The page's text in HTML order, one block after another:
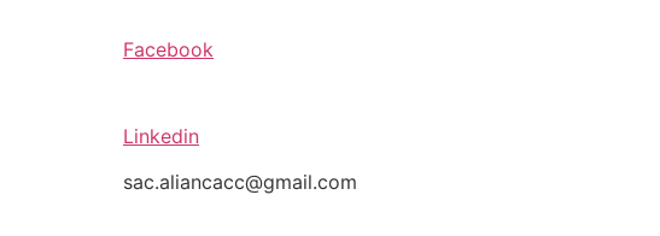
Facebook
Linkedin
sac.aliancacc@gmail.com